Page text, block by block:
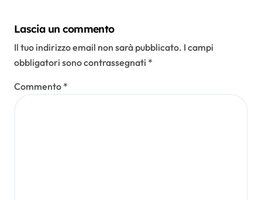
Lascia un commento
Il tuo indirizzo email non sarà pubblicato. I campi
obbligatori sono contrassegnati *
Commento *